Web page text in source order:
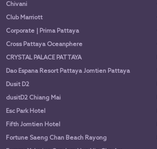
Chivani
Club Marriott
Corporate | Prima Pattaya
Cross Pattaya Oceanphere
CRYSTAL PALACE PATTAYA
Dao Espana Resort Pattaya Jomtien Pattaya
Dusit D2
dusitD2 Chiang Mai
Esc Park Hotel
Fifth Jomtien Hotel
Fortune Saeng Chan Beach Rayong